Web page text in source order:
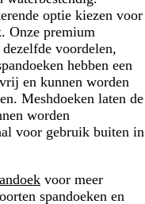
optie kiezen voor
Onze premium
voordelen,
hebben een
en kunnen worden
Meshdoeken laten de
worden
voor gebruik buiten in
voor meer
spandoeken en